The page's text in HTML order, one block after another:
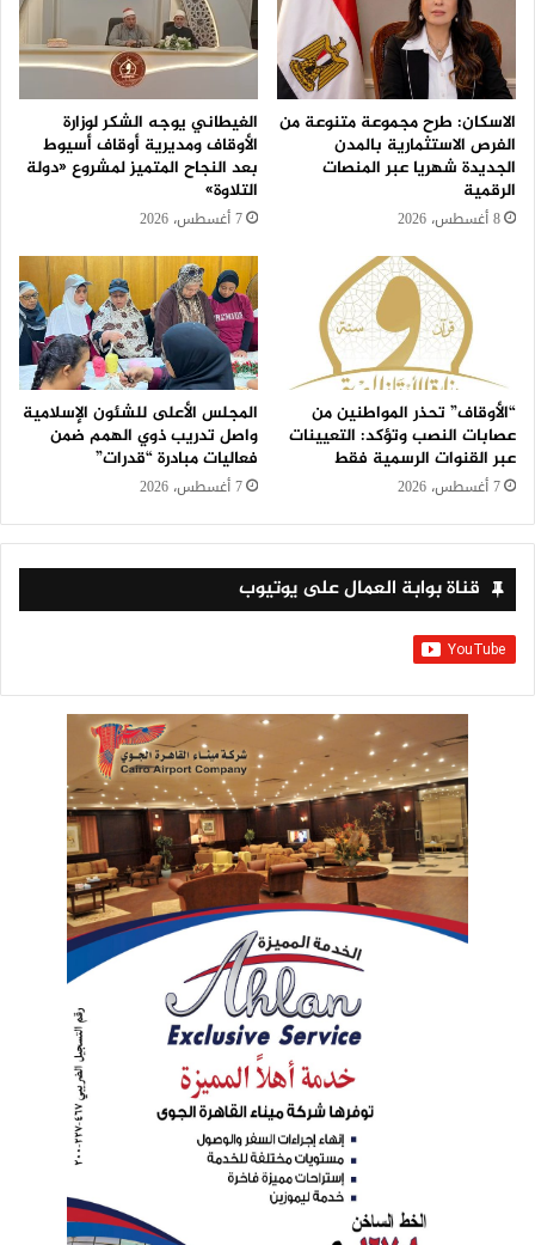
الاسكان: طرح مجموعة متنوعة من
الفرص الاستثمارية بالمدن
الجديدة شهريا عبر المنصات
الرقمية
8 أغسطس، 2026
الغيطاني يوجه الشكر لوزارة
الأوقاف ومديرية أوقاف أسيوط
بعد النجاح المتميز لمشروع «دولة
التلاوة»
7 أغسطس، 2026
“الأوقاف” تحذر المواطنين من
عصابات النصب وتؤكد: التعيينات
عبر القنوات الرسمية فقط
7 أغسطس، 2026
المجلس الأعلى للشئون الإسلامية
واصل تدريب ذوي الهمم ضمن
فعاليات مبادرة “قدرات”
7 أغسطس، 2026
قناة بوابة العمال على يوتيوب